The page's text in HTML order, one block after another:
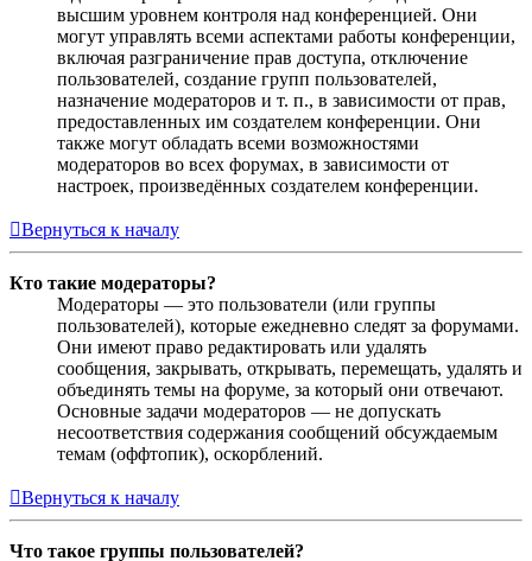
высшим уровнем контроля над конференцией. Они
могут управлять всеми аспектами работы конференции,
включая разграничение прав доступа, отключение
пользователей, создание групп пользователей,
назначение модераторов и т. п., в зависимости от прав,
предоставленных им создателем конференции. Они
также могут обладать всеми возможностями
модераторов во всех форумах, в зависимости от
настроек, произведённых создателем конференции.
Вернуться к началу
Кто такие модераторы?
Модераторы — это пользователи (или группы
пользователей), которые ежедневно следят за форумами.
Они имеют право редактировать или удалять
сообщения, закрывать, открывать, перемещать, удалять и
объединять темы на форуме, за который они отвечают.
Основные задачи модераторов — не допускать
несоответствия содержания сообщений обсуждаемым
темам (оффтопик), оскорблений.
Вернуться к началу
Что такое группы пользователей?